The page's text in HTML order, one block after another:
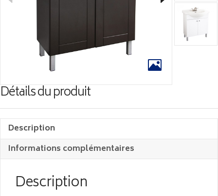
Détails du produit
Description
Informations complémentaires
Description